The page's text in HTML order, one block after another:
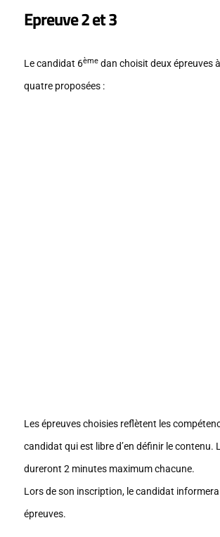
Epreuve 2 et 3
Le candidat 6ème dan choisit deux épreuves
quatre proposées :
Les épreuves choisies reflètent les
candidat qui est libre d’en définir le contenu.
dureront 2 minutes maximum chacune.
Lors de son inscription, le candidat
épreuves.